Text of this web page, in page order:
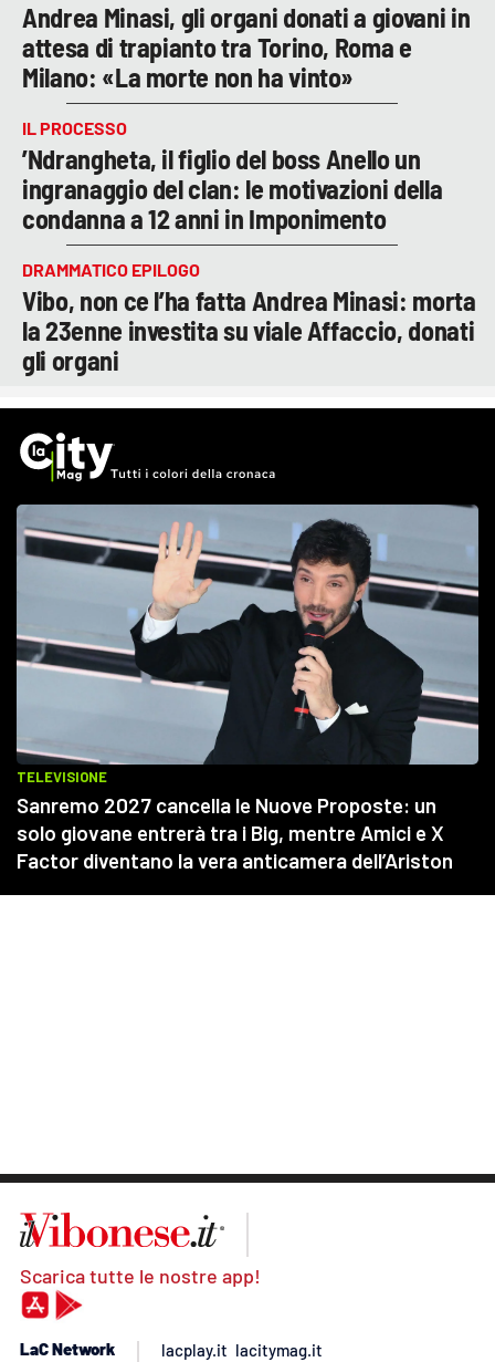
Andrea Minasi, gli organi donati a giovani in
attesa di trapianto tra Torino, Roma e
Milano: «La morte non ha vinto»
IL PROCESSO
’Ndrangheta, il figlio del boss Anello un
ingranaggio del clan: le motivazioni della
condanna a 12 anni in Imponimento
DRAMMATICO EPILOGO
Vibo, non ce l’ha fatta Andrea Minasi: morta
la 23enne investita su viale Affaccio, donati
gli organi
Scarica tutte le nostre app!
LaC Network lacplay.it lacitymag.it